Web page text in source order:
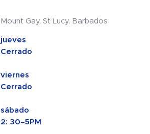
Mount Gay, St Lucy, Barbados
jueves
Cerrado
viernes
Cerrado
sábado
2: 30–5PM